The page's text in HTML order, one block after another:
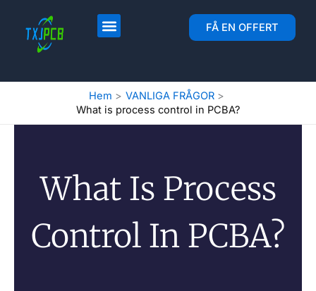
innehåll
FÅ EN OFFERT
Hem
VANLIGA FRÅGOR
What is process control in PCBA?
What Is Process
Control In PCBA?